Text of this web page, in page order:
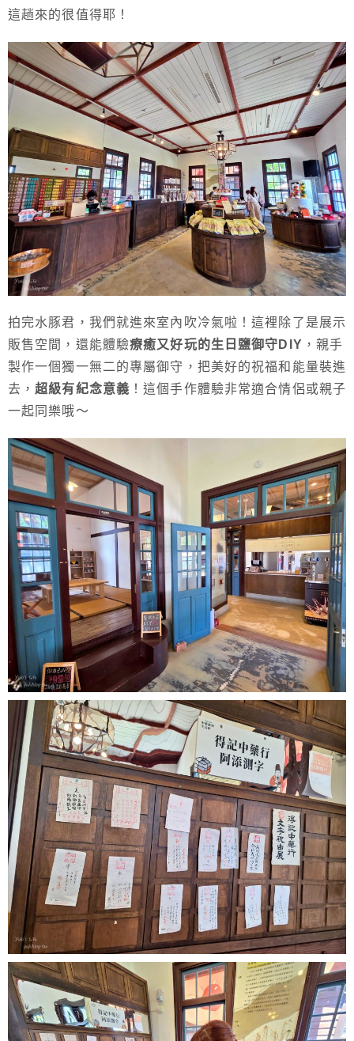
這趟來的很值得耶！
拍完水豚君，我們就進來室內吹冷氣啦！這裡除了是展示
販售空間，還能體驗療癒又好玩的生日鹽御守DIY ，親手
製作一個獨一無二的專屬御守，把美好的祝福和能量裝進
去，超級有紀念意義 ！這個手作體驗非常適合情侶或親子
一起同樂哦～